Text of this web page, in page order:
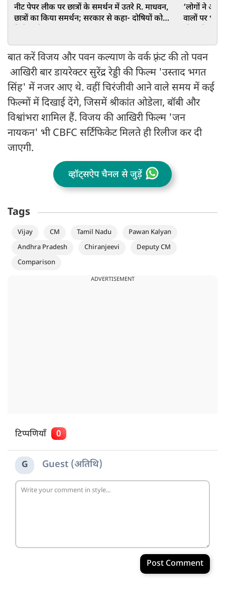
नीट पेपर लीक पर छात्रों के समर्थन में उतरे R. माधवन,
छात्रों का किया समर्थन; सरकार से कहा- दोषियों को
‘लोगों ने
वालों पर
बात करें विजय और पवन कल्याण के वर्क फ़्रंट की तो पवन
आखिरी बार डायरेक्टर सुरेंद्र रेड्डी की फिल्म 'उस्ताद भगत
सिंह' में नजर आए थे. वहीं चिरंजीवी आने वाले समय में कई
फिल्मों में दिखाई देंगे, जिसमें श्रीकांत ओडेला, बॉबी और
विश्वांभरा शामिल हैं. विजय की आखिरी फिल्म 'जन
नायकन' भी CBFC सर्टिफिकेट मिलते ही रिलीज कर दी
जाएगी.
व्हॉट्सऐप चैनल से जुड़ें
Tags
Vijay CM Tamil Nadu
Pawan Kalyan
Andhra Pradesh
Chiranjeevi
Deputy CM
Comparison
ADVERTISEMENT
टिप्पणियाँ 0
G Guest (अतिथि)
Post Comment